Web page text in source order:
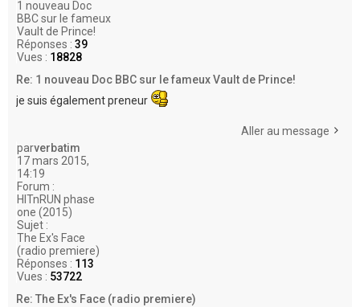
1 nouveau Doc
BBC sur le fameux
Vault de Prince!
Réponses : 39
Vues : 18828
Re: 1 nouveau Doc BBC sur le fameux Vault de Prince!
je suis également preneur
Aller au message
parverbatim
17 mars 2015,
14:19
Forum :
HITnRUN phase
one (2015)
Sujet :
The Ex's Face
(radio premiere)
Réponses : 113
Vues : 53722
Re: The Ex's Face (radio premiere)